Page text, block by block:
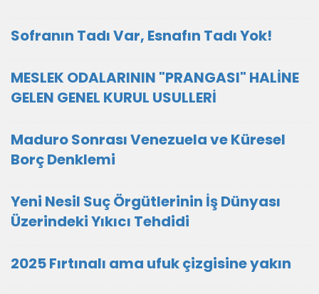
Sofranın Tadı Var, Esnafın Tadı Yok!
MESLEK ODALARININ "PRANGASI" HALİNE
GELEN GENEL KURUL USULLERİ
Maduro Sonrası Venezuela ve Küresel
Borç Denklemi
Yeni Nesil Suç Örgütlerinin İş Dünyası
Üzerindeki Yıkıcı Tehdidi
2025 Fırtınalı ama ufuk çizgisine yakın